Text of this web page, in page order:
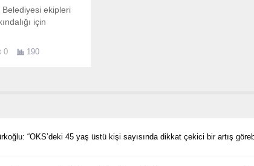
ekipleri
için
0 190
“OKS’deki 45 yaş üstü kişi sayısında dikkat çekici bir artış